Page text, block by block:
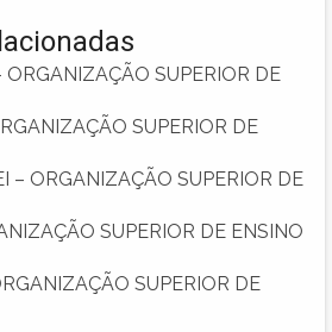
SUPERIOR DE
SUPERIOR DE
– ORGANIZAÇÃO SUPERIOR DE
SUPERIOR DE ENSINO
SUPERIOR DE